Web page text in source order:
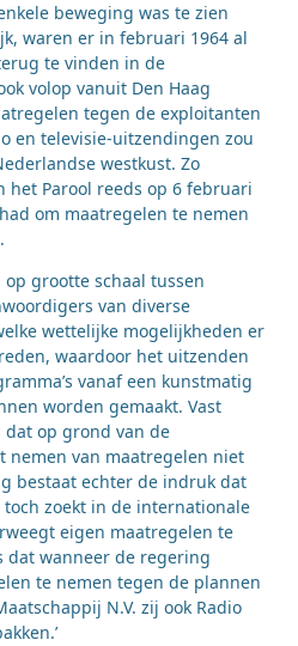
beweging was te zien
waren er in februari 1964 al
te vinden in de
volop vanuit Den Haag
tegen de exploitanten
en televisie-uitzendingen zou
westkust. Zo
het Parool reeds op 6 februari
om maatregelen te nemen
grootte schaal tussen
van diverse
wettelijke mogelijkheden er
waardoor het uitzenden
vanaf een kunstmatig
worden gemaakt. Vast
op grond van de
nemen van maatregelen niet
bestaat echter de indruk dat
zoekt in de internationale
eigen maatregelen te
dat wanneer de regering
te nemen tegen de plannen
N.V. zij ook Radio